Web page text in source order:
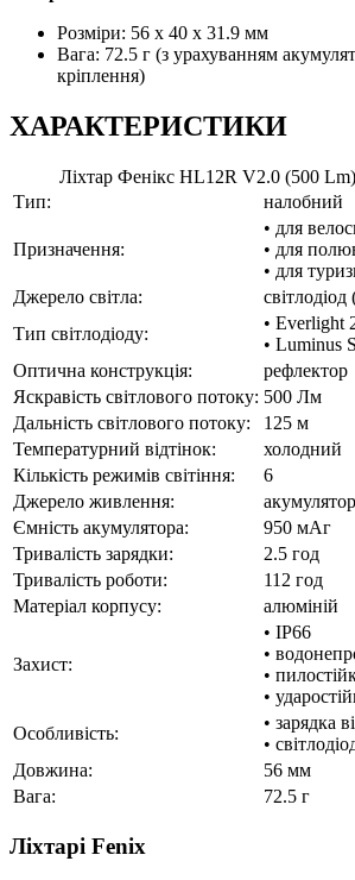
Розміри: 56 x 40 x 31.9 мм
Вага: 72.5 г (з урахуванням
кріплення)
ХАРАКТЕРИСТИКИ
Ліхтар Фенікс HL12R V2.0 (500
Тип:
налобний
Призначення:
• для
• для
• для
Джерело світла:
Тип світлодіоду:
• Everlight
• Luminus
Оптична конструкція:
рефлектор
Яскравість світлового потоку: 500 Лм
Дальність світлового потоку:
125 м
Температурний відтінок:
холодний
Кількість режимів світіння:
6
Джерело живлення:
акумулятор
Ємність акумулятора:
950 мАг
Тривалість зарядки:
2.5 год
Тривалість роботи:
112 год
Матеріал корпусу:
алюміній
Захист:
• IP66
•
•
•
Особливість:
• зарядка
•
Довжина:
56 мм
Вага:
72.5 г
Ліхтарі Fenix